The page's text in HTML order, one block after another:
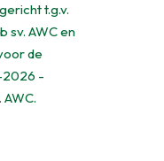
t.g.v.
sv. AWC en
de
2026 -